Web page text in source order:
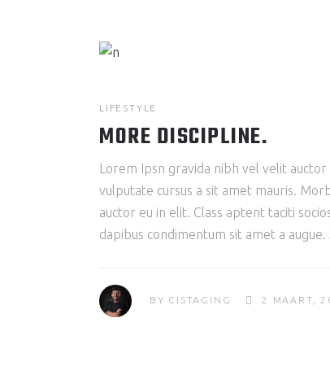
LIFESTYLE
MORE DISCIPLINE.
Lorem Ipsn gravida nibh vel velit
vulputate cursus a sit amet mauris.
auctor eu in elit. Class aptent taciti
dapibus condimentum sit amet a
BY CISTAGING 2 MAART,